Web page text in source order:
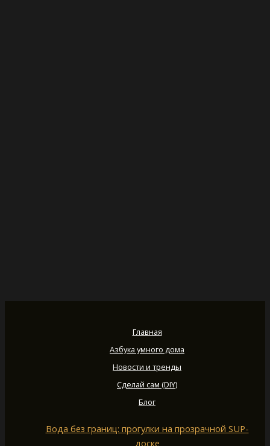
Главная
Азбука умного дома
Новости и тренды
Сделай сам (DIY)
Блог
Вода без границ: прогулки на прозрачной SUP-
доске